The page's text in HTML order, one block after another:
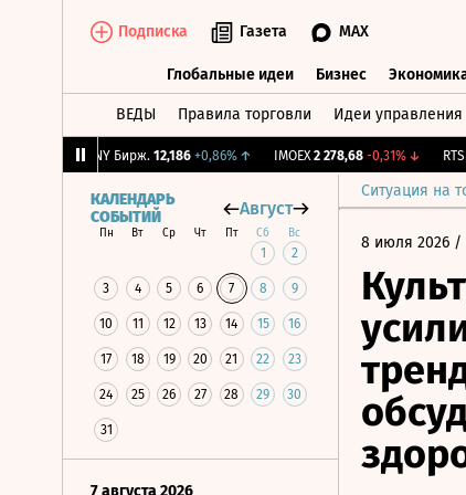
Подписка Газета MAX
Глобальные идеи Бизнес
ВЕДЫ Правила торговли Идеи управления
CNY Бирж. 12,186 +0,86%↑ IMOEX 2 278,68 -0,31%↓ RTSI
Ситуация на
КАЛЕНДАРЬ
СОБЫТИЙ
Август
Пн Вт Ср Чт Пт Сб Вс
1 2
3 4 5 6 7 8 9
10 11 12 13 14 15 16
17 18 19 20 21 22 23
24 25 26 27 28 29 30
31
7 августа 2026
8 июля 2026 /